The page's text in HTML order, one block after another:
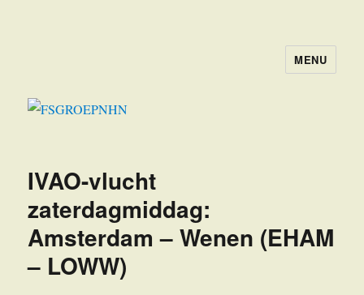
MENU
IVAO-vlucht
zaterdagmiddag:
Amsterdam – Wenen (EHAM
– LOWW)